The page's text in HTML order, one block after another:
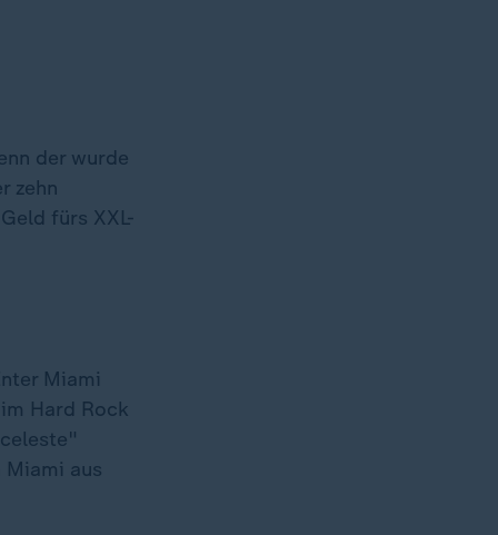
der wurde
zehn
fürs XXL-
Miami
Hard Rock
aus